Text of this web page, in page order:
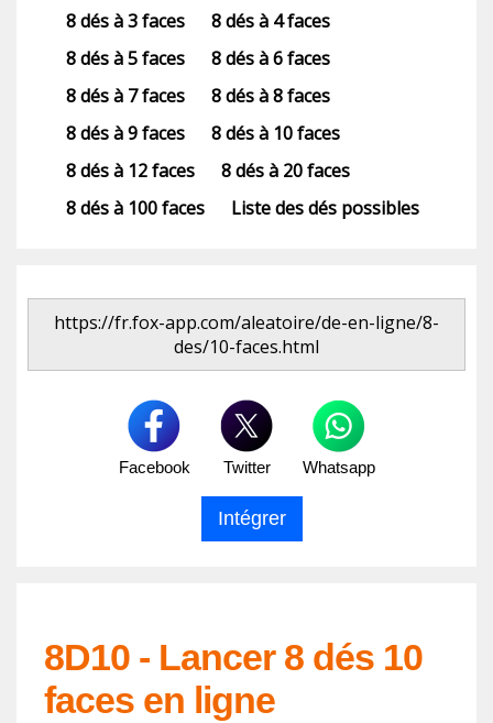
8 dés à 3 faces
8 dés à 4 faces
8 dés à 5 faces
8 dés à 6 faces
8 dés à 7 faces
8 dés à 8 faces
8 dés à 9 faces
8 dés à 10 faces
8 dés à 12 faces
8 dés à 20 faces
8 dés à 100 faces
Liste des dés possibles
https://fr.fox-app.com/aleatoire/de-en-ligne/8-
des/10-faces.html
Facebook Twitter Whatsapp
8D10 - Lancer 8 dés 10
faces en ligne